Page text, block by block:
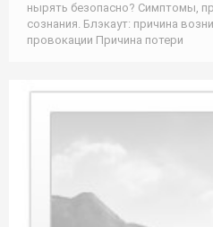
нырять безопасно? Симптомы,
сознания. Блэкаут: причина
провокации Причина потери